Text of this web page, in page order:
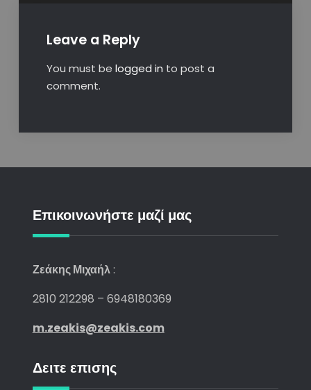
Leave a Reply
You must be logged in to post a
comment.
Επικοινωνήστε μαζί μας
Ζεάκης Μιχαήλ:
2810 212298 – 6948180369
m.zeakis@zeakis.com
Δειτε επισης